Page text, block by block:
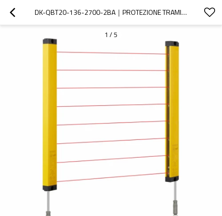
DK-QBT20-136-2700-2BA｜PROTEZIONE TRAMITE BARRIERE FOTOELETTRICHE｜DADISICK
1 / 5